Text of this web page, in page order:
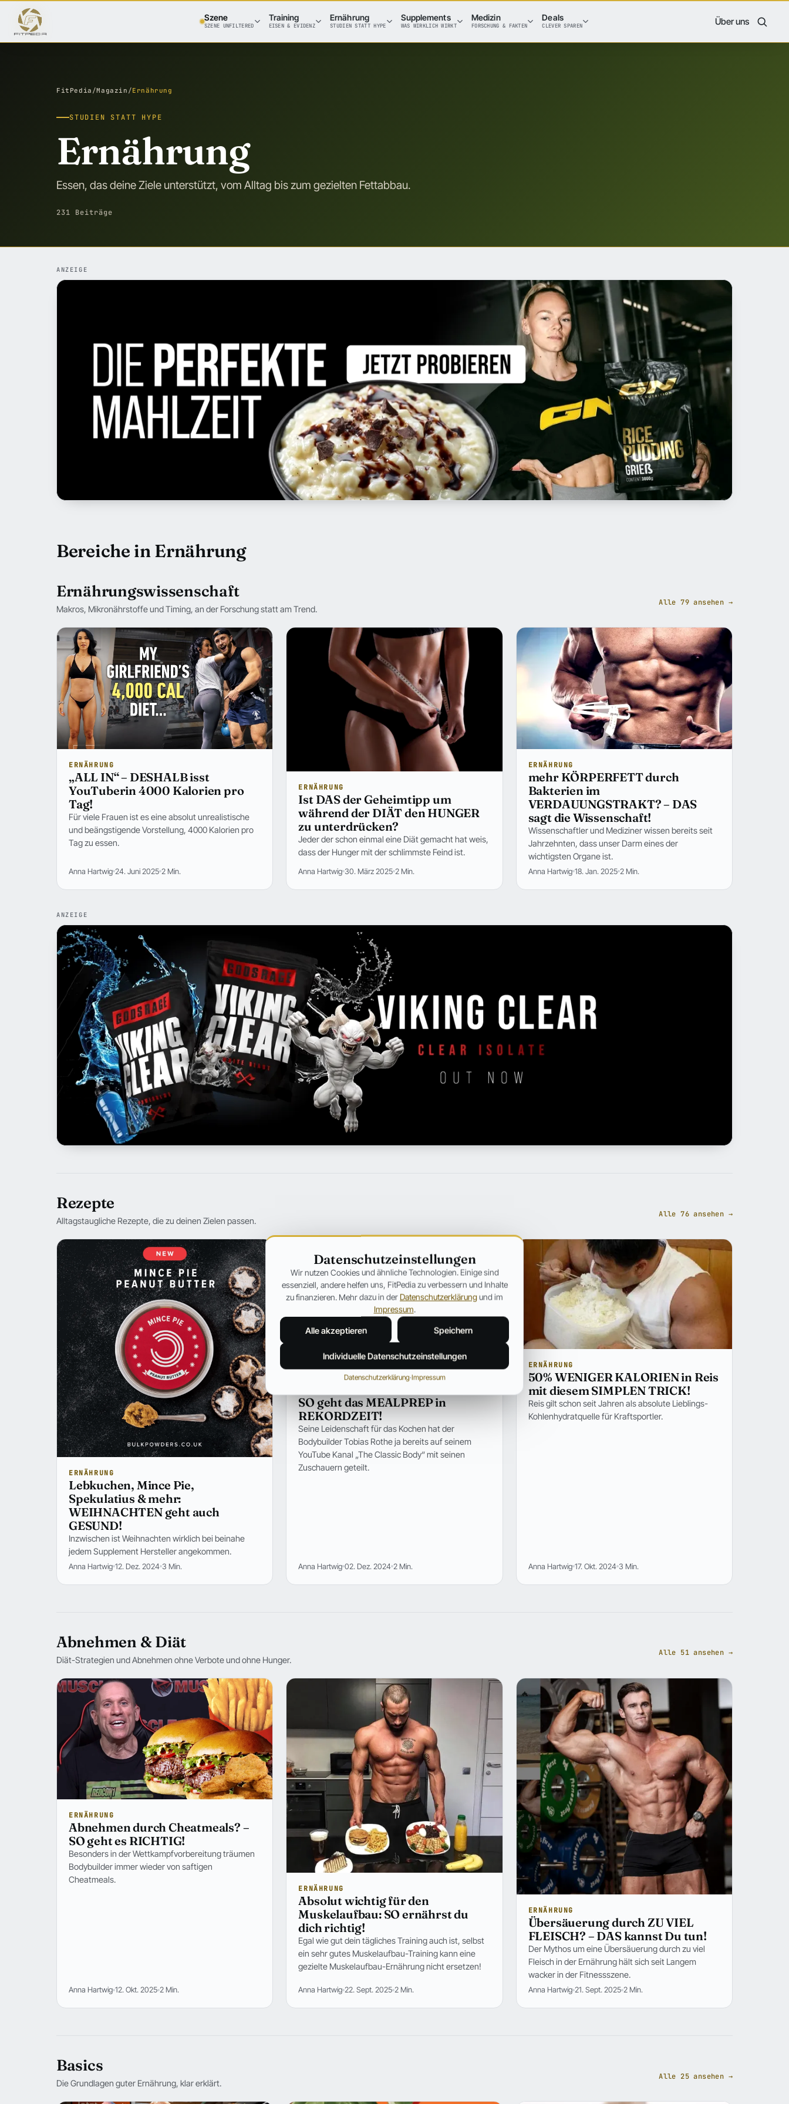
Szene
SZENE UNFILTERED
Training
EISEN & EVIDENZ
Ernährung
STUDIEN STATT HYPE
Supplements
WAS WIRKLICH WIRKT
Medizin
FORSCHUNG & FAKTEN
Deals
CLEVER SPAREN Über uns
FitPedia /Magazin /Ernährung
STUDIEN STATT HYPE
Ernährung
Essen, das deine Ziele unterstützt, vom Alltag bis zum gezielten Fettabbau.
231 Beiträge
ANZEIGE
Bereiche in Ernährung
Ernährungswissenschaft
Makros, Mikronährstoffe und Timing, an der Forschung statt am Trend.
Alle 79 ansehen →
ERNÄHRUNG
„ALL IN“ – DESHALB isst
YouTuberin 4000 Kalorien pro
Tag!
Für viele Frauen ist es eine absolut unrealistische
und beängstigende Vorstellung, 4000 Kalorien pro
Tag zu essen.
Anna Hartwig 24. Juni 2025 2 Min.
ERNÄHRUNG
Ist DAS der Geheimtipp um
während der DIÄT den HUNGER
zu unterdrücken?
Jeder der schon einmal eine Diät gemacht hat weis,
dass der Hunger mit der schlimmste Feind ist.
Anna Hartwig 30. März 2025 2 Min.
ERNÄHRUNG
mehr KÖRPERFETT durch
Bakterien im
VERDAUUNGSTRAKT? – DAS
sagt die Wissenschaft!
Wissenschaftler und Mediziner wissen bereits seit
Jahrzehnten, dass unser Darm eines der
wichtigsten Organe ist.
Anna Hartwig 18. Jan. 2025 2 Min.
ANZEIGE
Rezepte
Alltagstaugliche Rezepte, die zu deinen Zielen passen.
Alle 76 ansehen →
ERNÄHRUNG
Lebkuchen, Mince Pie,
Spekulatius & mehr:
WEIHNACHTEN geht auch
GESUND!
Inzwischen ist Weihnachten wirklich bei beinahe
jedem Supplement Hersteller angekommen.
Anna Hartwig 12. Dez. 2024 3 Min.
SO geht das MEALPREP in
REKORDZEIT!
Seine Leidenschaft für das Kochen hat der
Bodybuilder Tobias Rothe ja bereits auf seinem
YouTube Kanal „The Classic Body“ mit seinen
Zuschauern geteilt.
Anna Hartwig 02. Dez. 2024 2 Min.
ERNÄHRUNG
50% WENIGER KALORIEN in Reis
mit diesem SIMPLEN TRICK!
Reis gilt schon seit Jahren als absolute Lieblings-
Kohlenhydratquelle für Kraftsportler.
Anna Hartwig 17. Okt. 2024 3 Min.
Abnehmen & Diät
Diät-Strategien und Abnehmen ohne Verbote und ohne Hunger.
Alle 51 ansehen →
ERNÄHRUNG
Abnehmen durch Cheatmeals? –
SO geht es RICHTIG!
Besonders in der Wettkampfvorbereitung träumen
Bodybuilder immer wieder von saftigen
Cheatmeals.
Anna Hartwig 12. Okt. 2025 2 Min.
ERNÄHRUNG
Absolut wichtig für den
Muskelaufbau: SO ernährst du
dich richtig!
Egal wie gut dein tägliches Training auch ist, selbst
ein sehr gutes Muskelaufbau-Training kann eine
gezielte Muskelaufbau-Ernährung nicht ersetzen!
Anna Hartwig 22. Sept. 2025 2 Min.
ERNÄHRUNG
Übersäuerung durch ZU VIEL
FLEISCH? – DAS kannst Du tun!
Der Mythos um eine Übersäuerung durch zu viel
Fleisch in der Ernährung hält sich seit Langem
wacker in der Fitnessszene.
Anna Hartwig 21. Sept. 2025 2 Min.
Basics
Die Grundlagen guter Ernährung, klar erklärt.
Alle 25 ansehen →
Datenschutzeinstellungen
Wir nutzen Cookies und ähnliche Technologien. Einige sind
essenziell, andere helfen uns, FitPedia zu verbessern und Inhalte
zu finanzieren. Mehr dazu in der Datenschutzerklärungund im
Impressum.
Alle akzeptieren Speichern
Individuelle Datenschutzeinstellungen
Datenschutzerklärung·Impressum